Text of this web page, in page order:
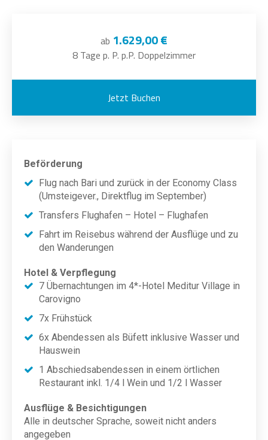
ab 1.629,00 €
8 Tage p. P. p.P. Doppelzimmer
Jetzt Buchen
Beförderung
Flug nach Bari und zurück in der Economy Class
(Umsteigever., Direktflug im September)
Transfers Flughafen – Hotel – Flughafen
Fahrt im Reisebus während der Ausflüge und zu
den Wanderungen
Hotel & Verpflegung
7 Übernachtungen im 4*-Hotel Meditur Village in
Carovigno
7x Frühstück
6x Abendessen als Büfett inklusive Wasser und
Hauswein
1 Abschiedsabendessen in einem örtlichen
Restaurant inkl. 1/4 l Wein und 1/2 l Wasser
Ausflüge & Besichtigungen
Alle in deutscher Sprache, soweit nicht anders
angegeben